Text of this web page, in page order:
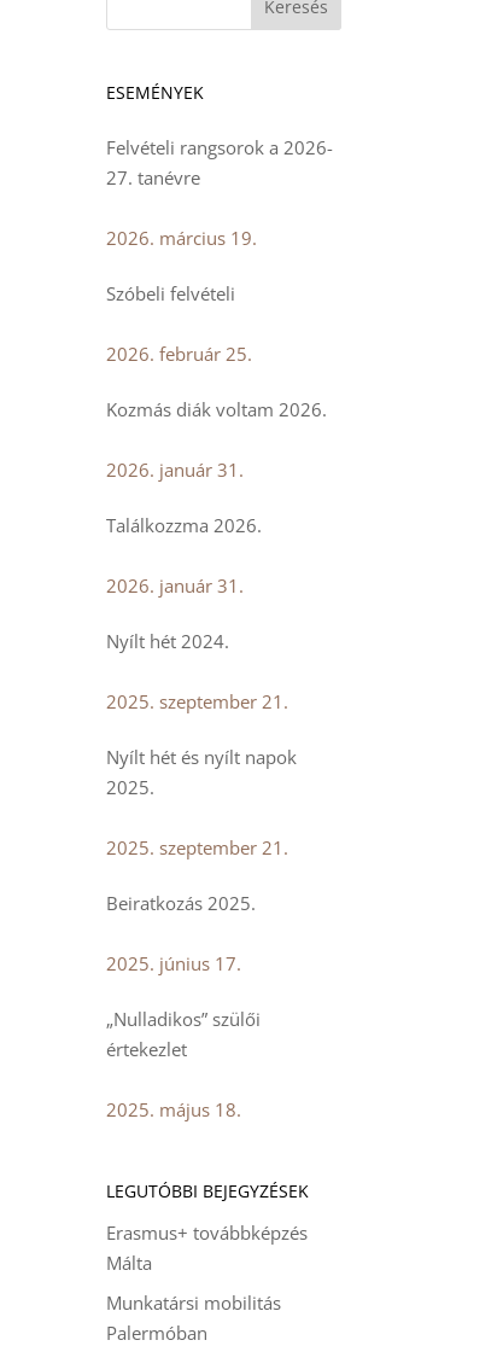
ESEMÉNYEK
Felvételi rangsorok a 2026-
27. tanévre
2026. március 19.
Szóbeli felvételi
2026. február 25.
Kozmás diák voltam 2026.
2026. január 31.
Találkozzma 2026.
2026. január 31.
Nyílt hét 2024.
2025. szeptember 21.
Nyílt hét és nyílt napok
2025.
2025. szeptember 21.
Beiratkozás 2025.
2025. június 17.
„Nulladikos” szülői
értekezlet
2025. május 18.
LEGUTÓBBI BEJEGYZÉSEK
Erasmus+ továbbképzés
Málta
Munkatársi mobilitás
Palermóban